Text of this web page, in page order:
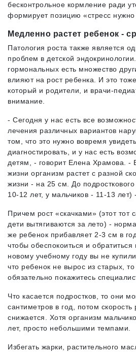
бесконтрольное кормление ради
формирует позицию «стресс нужно
Медленно растет ребенок -
Патология роста также является
проблем в детской
гормональных есть множество
влияют на рост ребенка. И это
который и родители, и врачи-
внимание.
- Сегодня у нас есть все
лечения различных вариантов
том, что это нужно вовремя
диагностировать, и у нас есть
детям, - говорит Елена Храмова. -
жизни организм растет с разной
жизни - на 25 см. До подросткового
10-12 лет, у мальчиков - 11-13 лет)
Причем рост «скачками» (этот тот
дети вытягиваются за лето) -
же ребенок прибавляет 2-3 см в
чтобы обеспокоиться и обратиться
новому учебному году вы не
что ребенок не вырос из старых,
обязательно покажитесь
Что касается подростков, то они
сантиметров в год, потом скорость
снижается. Хотя организм
лет, просто небольшими темпами.
Избегать жарки, растительного